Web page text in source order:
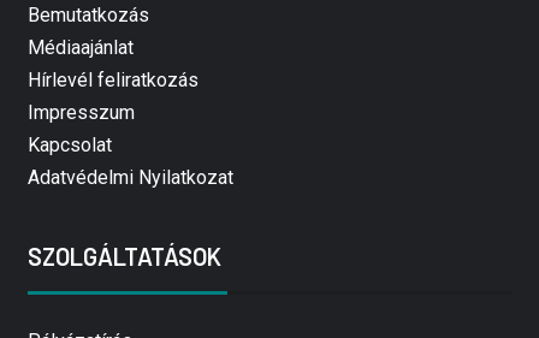
Bemutatkozás
Médiaajánlat
Hírlevél feliratkozás
Impresszum
Kapcsolat
Adatvédelmi Nyilatkozat
SZOLGÁLTATÁSOK